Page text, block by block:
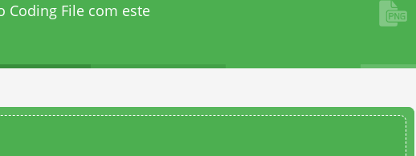
Coding File com este